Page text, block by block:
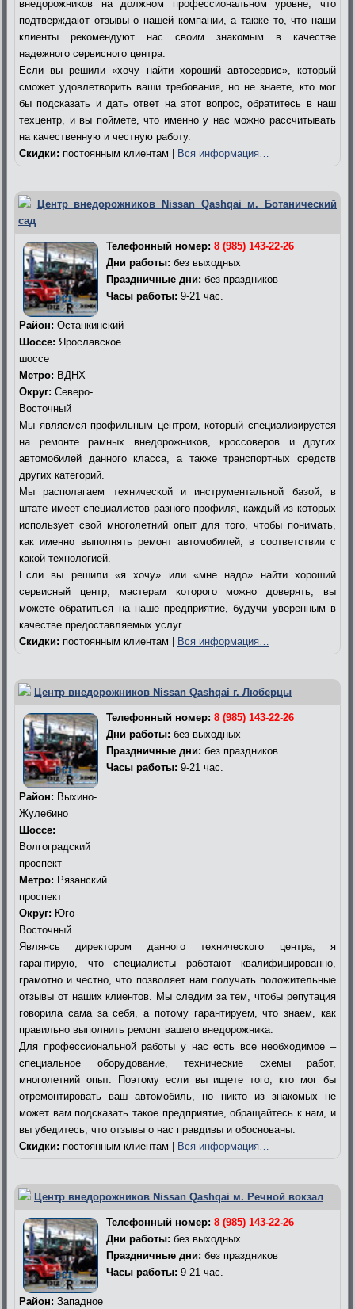
внедорожников на должном профессиональном уровне, что
подтверждают отзывы о нашей компании, а также то, что наши
клиенты рекомендуют нас своим знакомым в качестве
надежного сервисного центра.
Если вы решили «хочу найти хороший автосервис», который
сможет удовлетворить ваши требования, но не знаете, кто мог
бы подсказать и дать ответ на этот вопрос, обратитесь в наш
техцентр, и вы поймете, что именно у нас можно рассчитывать
на качественную и честную работу.
Скидки: постоянным клиентам | Вся информация…
Центр внедорожников Nissan Qashqai м. Ботанический
сад
Телефонный номер: 8 (985) 143-22-26
Дни работы: без выходных
Праздничные дни: без праздников
Часы работы: 9-21 час.
Район: Останкинский
Шоссе: Ярославское
шоссе
Метро: ВДНХ
Округ: Северо-
Восточный
Мы являемся профильным центром, который специализируется
на ремонте рамных внедорожников, кроссоверов и других
автомобилей данного класса, а также транспортных средств
других категорий.
Мы располагаем технической и инструментальной базой, в
штате имеет специалистов разного профиля, каждый из которых
использует свой многолетний опыт для того, чтобы понимать,
как именно выполнять ремонт автомобилей, в соответствии с
какой технологией.
Если вы решили «я хочу» или «мне надо» найти хороший
сервисный центр, мастерам которого можно доверять, вы
можете обратиться на наше предприятие, будучи уверенным в
качестве предоставляемых услуг.
Скидки: постоянным клиентам | Вся информация…
Центр внедорожников Nissan Qashqai г. Люберцы
Телефонный номер: 8 (985) 143-22-26
Дни работы: без выходных
Праздничные дни: без праздников
Часы работы: 9-21 час.
Район: Выхино-
Жулебино
Шоссе:
Волгоградский
проспект
Метро: Рязанский
проспект
Округ: Юго-
Восточный
Являясь директором данного технического центра, я
гарантирую, что специалисты работают квалифицированно,
грамотно и честно, что позволяет нам получать положительные
отзывы от наших клиентов. Мы следим за тем, чтобы репутация
говорила сама за себя, а потому гарантируем, что знаем, как
правильно выполнить ремонт вашего внедорожника.
Для профессиональной работы у нас есть все необходимое –
специальное оборудование, технические схемы работ,
многолетний опыт. Поэтому если вы ищете того, кто мог бы
отремонтировать ваш автомобиль, но никто из знакомых не
может вам подсказать такое предприятие, обращайтесь к нам, и
вы убедитесь, что отзывы о нас правдивы и обоснованы.
Скидки: постоянным клиентам | Вся информация…
Центр внедорожников Nissan Qashqai м. Речной вокзал
Телефонный номер: 8 (985) 143-22-26
Дни работы: без выходных
Праздничные дни: без праздников
Часы работы: 9-21 час.
Район: Западное